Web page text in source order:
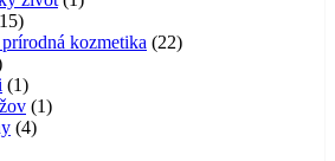
1515
produktovkozmetika 2222
11
produkt
11
44